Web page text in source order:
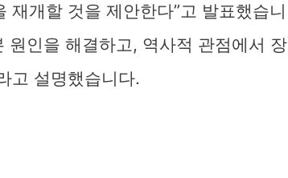
개할 것을 제안한다”고 발표했습니
원인을 해결하고, 역사적 관점에서 장
고 설명했습니다.